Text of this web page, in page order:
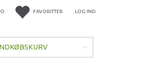
FAVORITTER LOG IND